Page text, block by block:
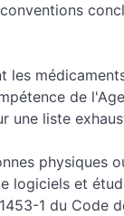
les
de
une liste
physiques
logiciels et
1 du Code